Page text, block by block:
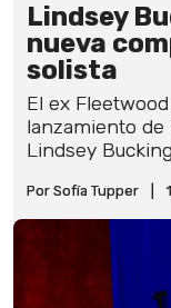
Lindsey
nueva
solista
El ex
lanzamiento de
Lindsey
Por Sofía Tupper